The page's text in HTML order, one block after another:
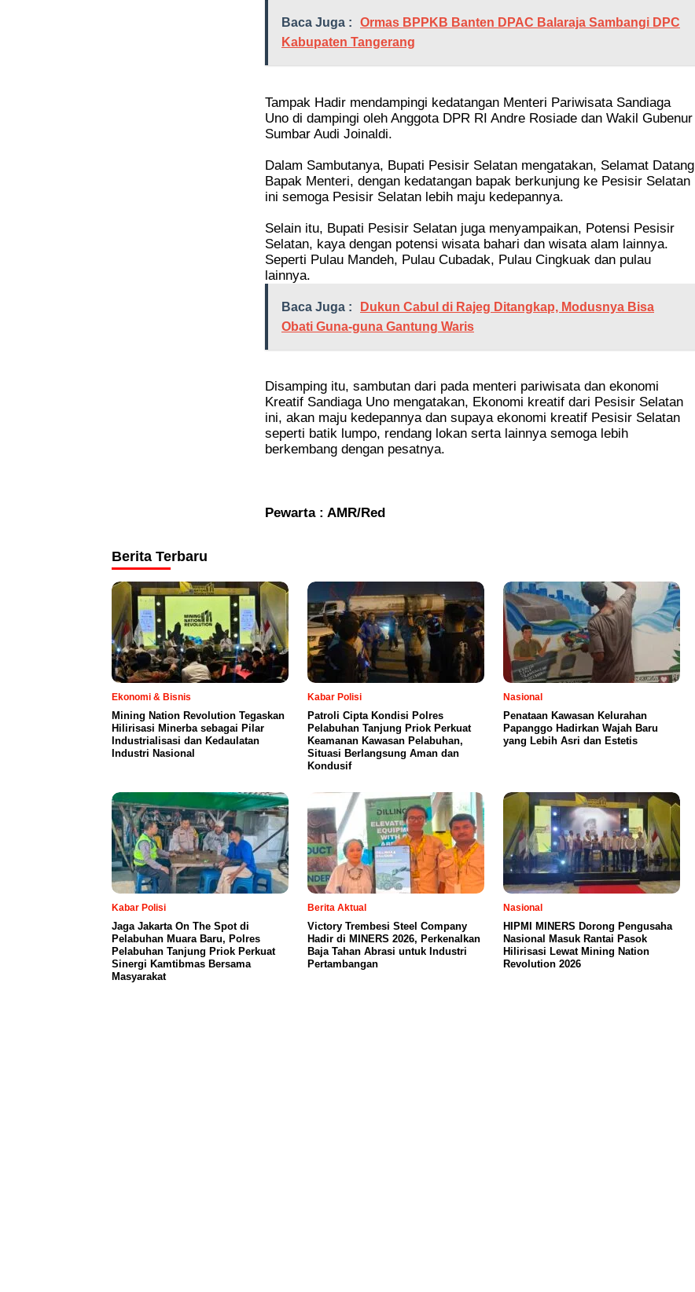
Baca Juga :
Ormas BPPKB Banten DPAC Balaraja Sambangi DPC
Kabupaten Tangerang
Tampak Hadir mendampingi kedatangan Menteri Pariwisata Sandiaga
Uno di dampingi oleh Anggota DPR RI Andre Rosiade dan Wakil Gubenur
Sumbar Audi Joinaldi.
Dalam Sambutanya, Bupati Pesisir Selatan mengatakan, Selamat Datang
Bapak Menteri, dengan kedatangan bapak berkunjung ke Pesisir Selatan
ini semoga Pesisir Selatan lebih maju kedepannya.
Selain itu, Bupati Pesisir Selatan juga menyampaikan, Potensi Pesisir
Selatan, kaya dengan potensi wisata bahari dan wisata alam lainnya.
Seperti Pulau Mandeh, Pulau Cubadak, Pulau Cingkuak dan pulau
lainnya.
Baca Juga :
Dukun Cabul di Rajeg Ditangkap, Modusnya Bisa
Obati Guna-guna Gantung Waris
Disamping itu, sambutan dari pada menteri pariwisata dan ekonomi
Kreatif Sandiaga Uno mengatakan, Ekonomi kreatif dari Pesisir Selatan
ini, akan maju kedepannya dan supaya ekonomi kreatif Pesisir Selatan
seperti batik lumpo, rendang lokan serta lainnya semoga lebih
berkembang dengan pesatnya.
Pewarta : AMR/Red
Berita Terbaru
Ekonomi & Bisnis
Mining Nation Revolution Tegaskan
Hilirisasi Minerba sebagai Pilar
Industrialisasi dan Kedaulatan
Industri Nasional
Kabar Polisi
Patroli Cipta Kondisi Polres
Pelabuhan Tanjung Priok Perkuat
Keamanan Kawasan Pelabuhan,
Situasi Berlangsung Aman dan
Kondusif
Nasional
Penataan Kawasan Kelurahan
Papanggo Hadirkan Wajah Baru
yang Lebih Asri dan Estetis
Kabar Polisi
Jaga Jakarta On The Spot di
Pelabuhan Muara Baru, Polres
Pelabuhan Tanjung Priok Perkuat
Sinergi Kamtibmas Bersama
Masyarakat
Berita Aktual
Victory Trembesi Steel Company
Hadir di MINERS 2026, Perkenalkan
Baja Tahan Abrasi untuk Industri
Pertambangan
Nasional
HIPMI MINERS Dorong Pengusaha
Nasional Masuk Rantai Pasok
Hilirisasi Lewat Mining Nation
Revolution 2026